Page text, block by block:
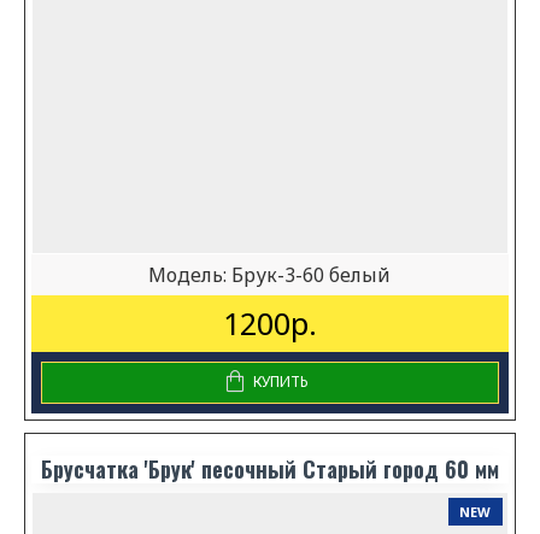
Модель: Брук-3-60 белый
1200р.
КУПИТЬ
Брусчатка 'Брук' песочный Старый город 60 мм
NEW